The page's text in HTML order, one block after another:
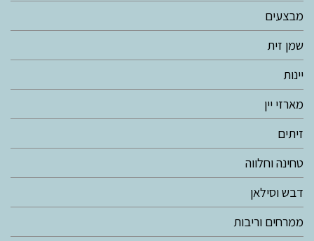
מבצעים
שמן זית
יינות
מארזי יין
זיתים
טחינה וחלווה
דבש וסילאן
ממרחים וריבות